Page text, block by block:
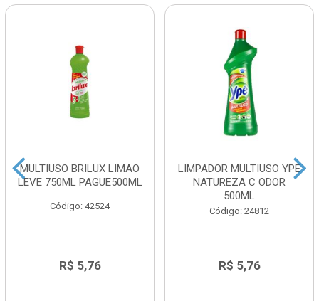
MULTIUSO BRILUX LIMAO
LEVE 750ML PAGUE500ML
Código: 42524
R$ 5,76
LIMPADOR MULTIUSO YPE
NATUREZA C ODOR
500ML
Código: 24812
R$ 5,76